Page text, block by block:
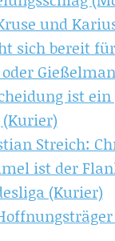
und
sich bereit
ist
Streich:
ist der
(Kurier)